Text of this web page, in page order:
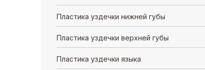
Пластика уздечки нижней губы
Пластика уздечки верхней губы
Пластика уздечки языка